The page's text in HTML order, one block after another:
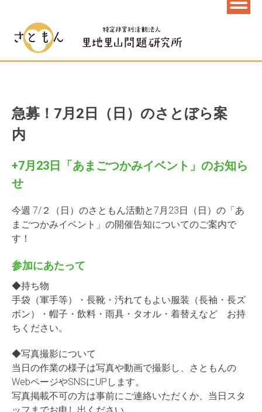
急募！7月2日（日）のさとぼら案
内
+7月23日「あまごつかみイベント」のお知ら
せ
今週 7/２（日）のさともん活動と7月23日（日）の「あ
まごつかみイベント」の開催告知についてのご案内で
す！
参加にあたって
◆持ち物
手袋（軍手等）・長靴・汚れてもよい服装（長袖・長ズ
ボン）・帽子・飲料・雨具・タオル・着替えなど お持
ちください。
◆写真撮影について
当日の作業の様子は写真や動画で撮影し、さともんの
WebページやSNSにUPします。
写真掲載不可の方は事前にご連絡いただくか、当日スタ